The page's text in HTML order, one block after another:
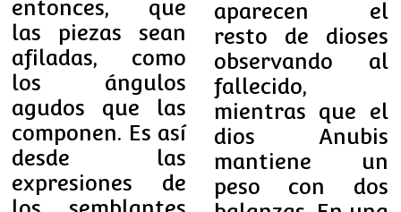
entonces, que
las piezas sean
afiladas, como
los ángulos
agudos que las
componen. Es así
desde las
expresiones de
aparecen el
resto de dioses
observando al
fallecido,
mientras que el
dios Anubis
mantiene un
peso con dos